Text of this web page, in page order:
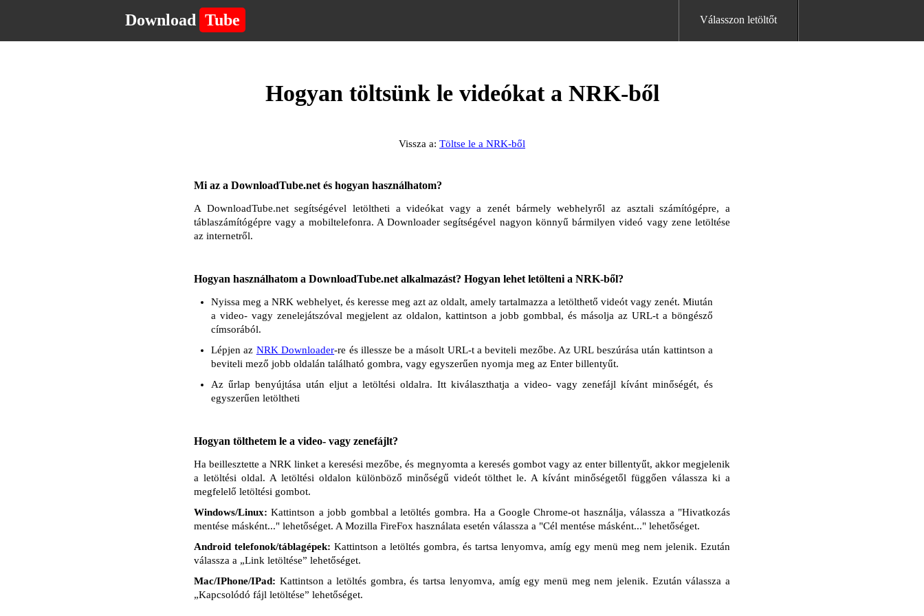
Download Tube Válasszon letöltőt
Hogyan töltsünk le videókat a NRK-ből
Vissza a: Töltse le a NRK-ből
Mi az a DownloadTube.net és hogyan használhatom?
A DownloadTube.net segítségével letöltheti a videókat vagy a zenét bármely webhelyről az asztali számítógépre, a
táblaszámítógépre vagy a mobiltelefonra. A Downloader segítségével nagyon könnyű bármilyen videó vagy zene letöltése
az internetről.
Hogyan használhatom a DownloadTube.net alkalmazást? Hogyan lehet letölteni a NRK-ből?
Nyissa meg a NRK webhelyet, és keresse meg azt az oldalt, amely tartalmazza a letölthető videót vagy zenét. Miután
a video- vagy zenelejátszóval megjelent az oldalon, kattintson a jobb gombbal, és másolja az URL-t a böngésző
címsorából.
Lépjen az NRK Downloader-re és illessze be a másolt URL-t a beviteli mezőbe. Az URL beszúrása után kattintson a
beviteli mező jobb oldalán található gombra, vagy egyszerűen nyomja meg az Enter billentyűt.
Az űrlap benyújtása után eljut a letöltési oldalra. Itt kiválaszthatja a video- vagy zenefájl kívánt minőségét, és
egyszerűen letöltheti
Hogyan tölthetem le a video- vagy zenefájlt?
Ha beillesztette a NRK linket a keresési mezőbe, és megnyomta a keresés gombot vagy az enter billentyűt, akkor megjelenik
a letöltési oldal. A letöltési oldalon különböző minőségű videót tölthet le. A kívánt minőségetől függően válassza ki a
megfelelő letöltési gombot.
Windows/Linux: Kattintson a jobb gombbal a letöltés gombra. Ha a Google Chrome-ot használja, válassza a "Hivatkozás
mentése másként..." lehetőséget. A Mozilla FireFox használata esetén válassza a "Cél mentése másként..." lehetőséget.
Android telefonok/táblagépek: Kattintson a letöltés gombra, és tartsa lenyomva, amíg egy menü meg nem jelenik. Ezután
válassza a „Link letöltése” lehetőséget.
Mac/IPhone/IPad: Kattintson a letöltés gombra, és tartsa lenyomva, amíg egy menü meg nem jelenik. Ezután válassza a
„Kapcsolódó fájl letöltése” lehetőséget.